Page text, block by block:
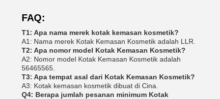
FAQ:
T1: Apa nama merek kotak kemasan kosmetik?
A1: Nama merek Kotak Kemasan Kosmetik adalah LLR.
T2: Apa nomor model Kotak Kemasan Kosmetik?
A2: Nomor model Kotak Kemasan Kosmetik adalah
56465565.
T3: Apa tempat asal dari Kotak Kemasan Kosmetik?
A3: Kotak kemasan kosmetik dibuat di Cina.
Q4: Berapa jumlah pesanan minimum Kotak